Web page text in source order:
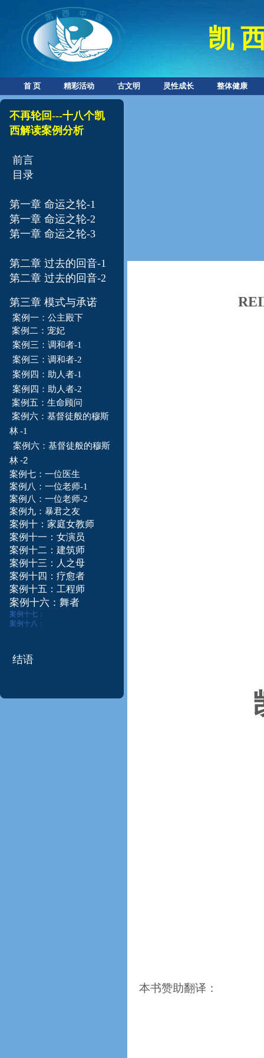
凯
首 页 精彩活动 古文明 灵性成长 整体健康
不再轮回---十八个凯
西解读案例分析​
前言
目录
第一章 命运之轮-1
第一章 命运之轮-2
第一章 命运之轮-3
第二章 过去的回音-1
第二章 过去的回音-2
第三章 模式与承诺
案例一： 公主殿下
案例二： 宠妃
案例三：调和者-1
案例三：调和者-2
案例四： 助人者-1
案例四： 助人者-2
案例五：生命 顾问
案例六： 基督徒般的穆斯
林-1
案例六： 基督徒般的穆斯
林-2
案例七：一位 医生
案例八：一位老师-1
案例八：一位老师-2
案例九：暴君之友
案例十：家庭女教师
案例十一：女演员
案例十二：建筑师​
案例十三： 人之母
案例十四：疗愈者
案例十五： 工程师
案例 十六 ： 舞者
案例十七：
案例十八：
结语
本书赞助翻译：